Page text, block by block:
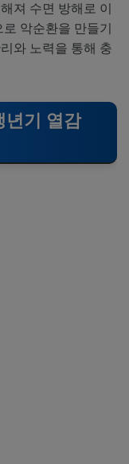
져 수면 방해로 이
악순환을 만들기
와 노력을 통해 충
년기 열감